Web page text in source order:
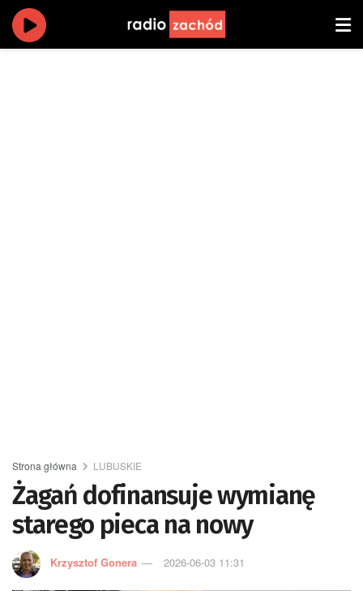
Strona główna LUBUSKIE
Żagań dofinansuje wymianę
starego pieca na nowy
Krzysztof Gonera 2026-06-03 11:31